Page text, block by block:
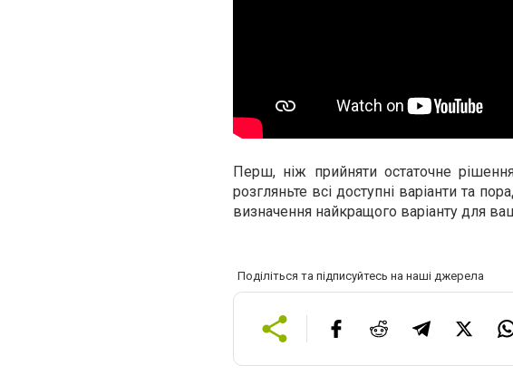
Перш, ніж прийняти остаточне
розгляньте всі доступні варіанти та
визначення найкращого варіанту для
Поділіться та підписуйтесь на наші джерела